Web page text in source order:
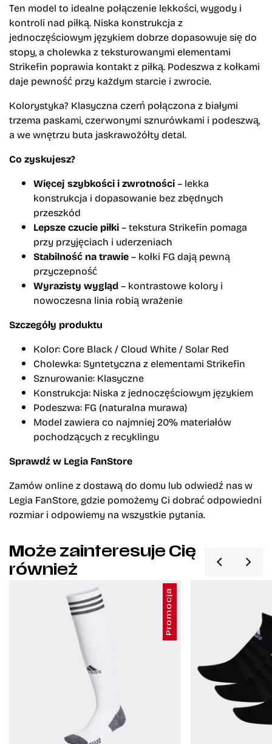
Ten model to idealne połączenie lekkości, wygody i
kontroli nad piłką. Niska konstrukcja z
jednoczęściowym językiem dobrze dopasowuje się do
stopy, a cholewka z teksturowanymi elementami
Strikefin poprawia kontakt z piłką. Podeszwa z kołkami
daje pewność przy każdym starcie i zwrocie.
Kolorystyka? Klasyczna czerń połączona z białymi
trzema paskami, czerwonymi sznurówkami i podeszwą,
a we wnętrzu buta jaskrawożółty detal.
Co zyskujesz?
Więcej szybkości i zwrotności– lekka
konstrukcja i dopasowanie bez zbędnych
przeszkód
Lepsze czucie piłki– tekstura Strikefin pomaga
przy przyjęciach i uderzeniach
Stabilność na trawie– kołki FG dają pewną
przyczepność
Wyrazisty wygląd– kontrastowe kolory i
nowoczesna linia robią wrażenie
Szczegóły produktu
Kolor: Core Black / Cloud White / Solar Red
Cholewka: Syntetyczna z elementami Strikefin
Sznurowanie: Klasyczne
Konstrukcja: Niska z jednoczęściowym językiem
Podeszwa: FG (naturalna murawa)
Model zawiera co najmniej 20% materiałów
pochodzących z recyklingu
Sprawdź w Legia FanStore
Zamów online z dostawą do domu lub odwiedź nas w
Legia FanStore, gdzie pomożemy Ci dobrać odpowiedni
rozmiar i odpowiemy na wszystkie pytania.
Może zainteresuje Cię
również
Promocja